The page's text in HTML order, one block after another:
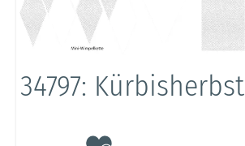
34797: Kürbisherbst